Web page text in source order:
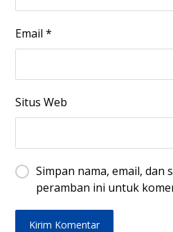
Email*
Situs Web
Simpan nama, email, dan
peramban ini untuk